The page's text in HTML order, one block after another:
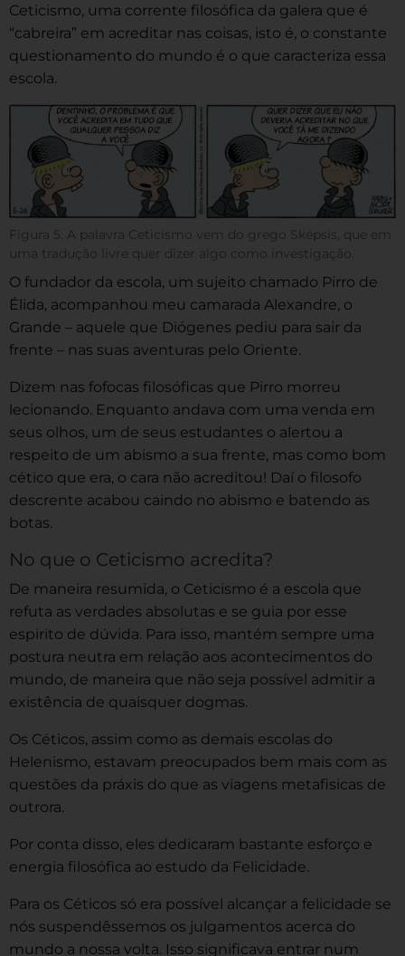
Ceticismo, uma corrente filosófica da galera que é
“cabreira” em acreditar nas coisas, isto é, o constante
questionamento do mundo é o que caracteriza essa
escola.
Figura 5. A palavra Ceticismo vem do grego Sképsis, que em
uma tradução livre quer dizer algo como investigação.
O fundador da escola, um sujeito chamado Pirro de
Élida, acompanhou meu camarada Alexandre, o
Grande – aquele que Diógenes pediu para sair da
frente – nas suas aventuras pelo Oriente.
Dizem nas fofocas filosóficas que Pirro morreu
lecionando. Enquanto andava com uma venda em
seus olhos, um de seus estudantes o alertou a
respeito de um abismo a sua frente, mas como bom
cético que era, o cara não acreditou! Daí o filosofo
descrente acabou caindo no abismo e batendo as
botas.
No que o Ceticismo acredita?
De maneira resumida, o Ceticismo é a escola que
refuta as verdades absolutas e se guia por esse
espirito de dúvida. Para isso, mantém sempre uma
postura neutra em relação aos acontecimentos do
mundo, de maneira que não seja possível admitir a
existência de quaisquer dogmas.
Os Céticos, assim como as demais escolas do
Helenismo, estavam preocupados bem mais com as
questões da práxis do que as viagens metafisicas de
outrora.
Por conta disso, eles dedicaram bastante esforço e
energia filosófica ao estudo da Felicidade.
Para os Céticos só era possível alcançar a felicidade se
nós suspendêssemos os julgamentos acerca do
mundo a nossa volta. Isso significava entrar num